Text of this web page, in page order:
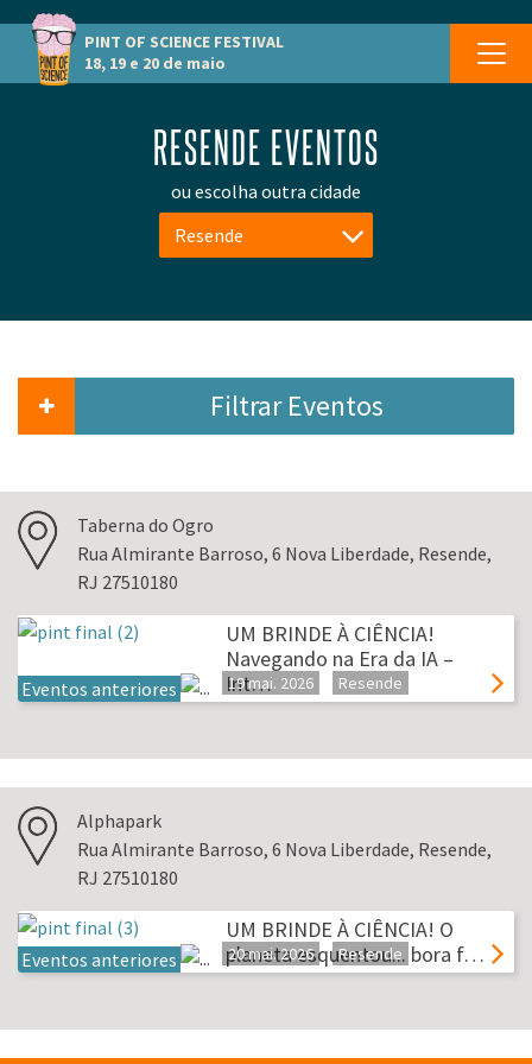
PINT OF SCIENCE FESTIVAL
18, 19 e 20 de maio
RESENDE EVENTOS
ou escolha outra cidade
Resende
Filtrar Eventos
Taberna do Ogro
Rua Almirante Barroso, 6 Nova Liberdade, Resende,
RJ 27510180
Eventos anteriores
UM BRINDE À CIÊNCIA!
Navegando na Era da IA –
Int…
19 mai. 2026 Resende
Alphapark
Rua Almirante Barroso, 6 Nova Liberdade, Resende,
RJ 27510180
Eventos anteriores
UM BRINDE À CIÊNCIA! O
planeta esquentou... bora f…
20 mai. 2026 Resende